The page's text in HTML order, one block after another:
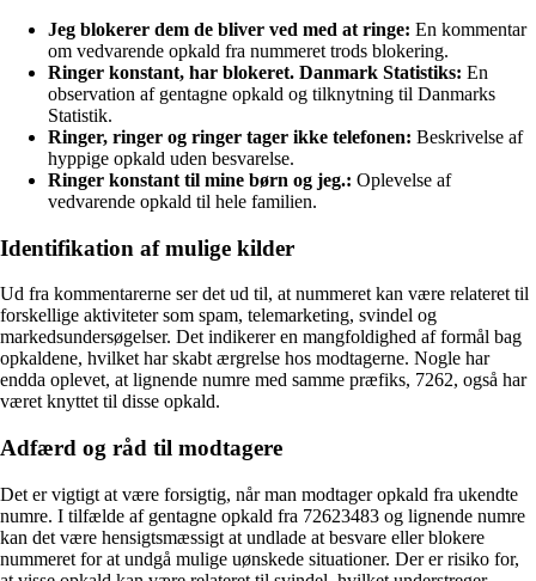
Jeg blokerer dem de bliver ved med at ringe: En kommentar
om vedvarende opkald fra nummeret trods blokering.
Ringer konstant, har blokeret. Danmark Statistiks: En
observation af gentagne opkald og tilknytning til Danmarks
Statistik.
Ringer, ringer og ringer tager ikke telefonen: Beskrivelse af
hyppige opkald uden besvarelse.
Ringer konstant til mine børn og jeg.: Oplevelse af
vedvarende opkald til hele familien.
Identifikation af mulige kilder
Ud fra kommentarerne ser det ud til, at nummeret kan være relateret til
forskellige aktiviteter som spam, telemarketing, svindel og
markedsundersøgelser. Det indikerer en mangfoldighed af formål bag
opkaldene, hvilket har skabt ærgrelse hos modtagerne. Nogle har
endda oplevet, at lignende numre med samme præfiks, 7262, også har
været knyttet til disse opkald.
Adfærd og råd til modtagere
Det er vigtigt at være forsigtig, når man modtager opkald fra ukendte
numre. I tilfælde af gentagne opkald fra 72623483 og lignende numre
kan det være hensigtsmæssigt at undlade at besvare eller blokere
nummeret for at undgå mulige uønskede situationer. Der er risiko for,